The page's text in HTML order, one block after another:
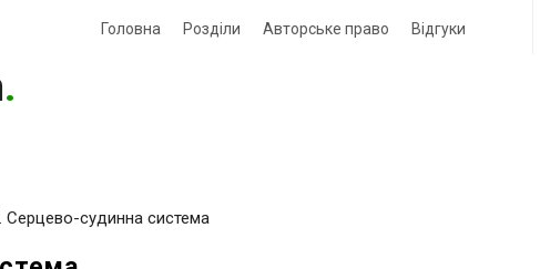
Головна Розділи Авторське право Відгуки
.
Серцево-судинна система